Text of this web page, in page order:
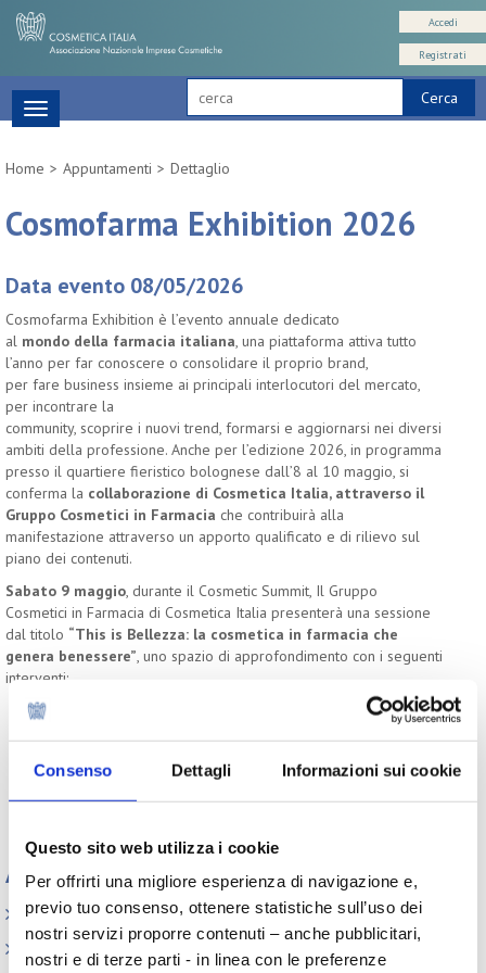
Consenso Dettagli Informazioni sui cookie
Questo sito web utilizza i cookie
Per offrirti una migliore esperienza di navigazione e,
previo tuo consenso, ottenere statistiche sull’uso dei
nostri servizi proporre contenuti – anche pubblicitari,
nostri e di terze parti - in linea con le preferenze
Cerca
Accedi
Registrati
Toggle
navigation
Home
Appuntamenti Dettaglio
Cosmofarma Exhibition 2026
Data evento 08/05/2026
Cosmofarma Exhibition è l’evento annuale dedicato
al mondo della farmacia italiana, una piattaforma attiva tutto
l’anno per far conoscere o consolidare il proprio brand,
per fare business insieme ai principali interlocutori del mercato,
per incontrare la
community, scoprire i nuovi trend, formarsi e aggiornarsi nei diversi
ambiti della professione. Anche per l’edizione 2026, in programma
presso il quartiere fieristico bolognese dall’8 al 10 maggio, si
conferma la collaborazione di Cosmetica Italia, attraverso il
Gruppo Cosmetici in Farmacia che contribuirà alla
manifestazione attraverso un apporto qualificato e di rilievo sul
piano dei contenuti.
Sabato 9 maggio, durante il Cosmetic Summit, Il Gruppo
Cosmetici in Farmacia di Cosmetica Italia presenterà una sessione
dal titolo “This is Bellezza: la cosmetica in farmacia che
genera benessere”, uno spazio di approfondimento con i seguenti
interventi:
Luigi Corvi, presidente Gruppo Cosmetici in Farmacia
Italia
I numeri del cosmetico in farmacia: crescita e nuove
Appuntamenti
Elenco Completo
Assemblea